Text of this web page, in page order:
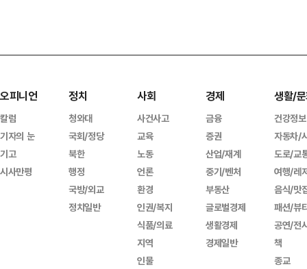
오피니언
칼럼
기자의 눈
기고
시사만평
정치
청와대
국회/정당
북한
행정
국방/외교
정치일반
사회
사건사고
교육
노동
언론
환경
인권/복지
식품/의료
지역
인물
경제
금융
증권
산업/재계
중기/벤처
부동산
글로벌경제
생활경제
경제일반
생활/
건강정보
자동차/
도로/교
여행/레
음식/맛
패션/뷰
공연/전
책
종교